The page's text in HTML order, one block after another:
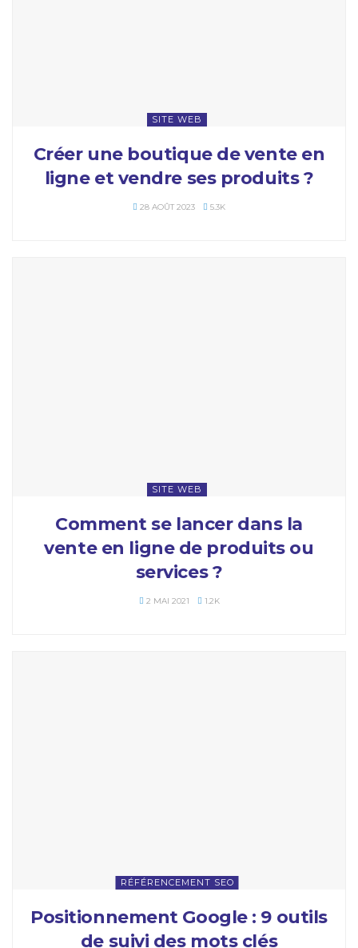
SITE WEB
Créer une boutique de vente en
ligne et vendre ses produits ?
28 AOÛT 2023 5.3K
SITE WEB
Comment se lancer dans la
vente en ligne de produits ou
services ?
2 MAI 2021 1.2K
RÉFÉRENCEMENT SEO
Positionnement Google : 9 outils
de suivi des mots clés